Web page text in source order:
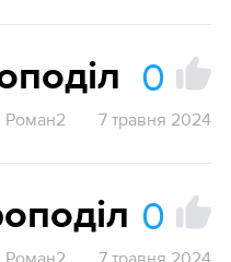
0
Роман2 7 травня 2024
0